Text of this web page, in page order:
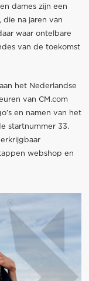
dames zijn een
die na jaren van
waar ontelbare
van de toekomst
het Nederlandse
van CM.com
en namen van het
startnummer 33.
webshop en